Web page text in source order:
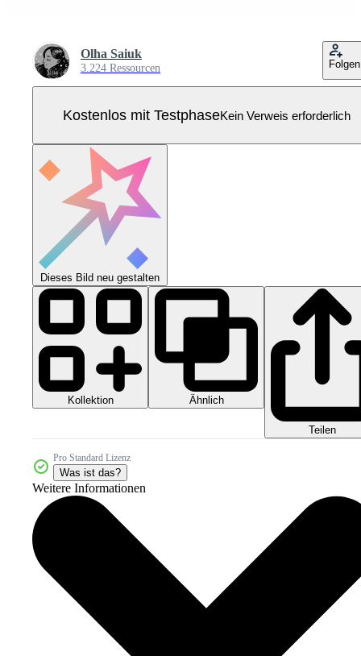
Olha Saiuk
3.224 Ressourcen Folgen
Kostenlos mit TestphaseKein Verweis erforderlich
Dieses Bild neu gestalten
Kollektion Ähnlich
Teilen
Pro Standard Lizenz
Was ist das?
Weitere Informationen